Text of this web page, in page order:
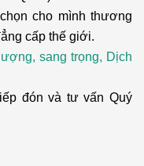
cho mình thương
cấp thế giới.
sang trọng, Dịch
đón và tư vấn Quý